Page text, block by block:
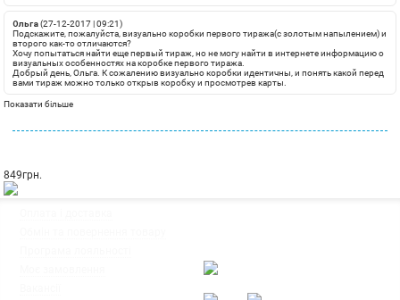
Ольга (27-12-2017 | 09:21)
Подскажите, пожалуйста, визуально коробки первого тиража(с золотым напылением) и
второго как-то отличаются?
Хочу попытаться найти еще первый тираж, но не могу найти в интернете информацию о
визуальных особенностях на коробке первого тиража.
Добрый день, Ольга. К сожалению визуально коробки идентичны, и понять какой перед
вами тираж можно только открыв коробку и просмотрев карты.
Показати більше
849грн.